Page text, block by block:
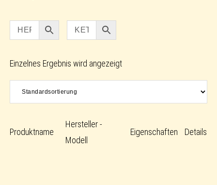
Einzelnes Ergebnis wird angezeigt
Produktname
Hersteller -
Modell
Eigenschaften Details